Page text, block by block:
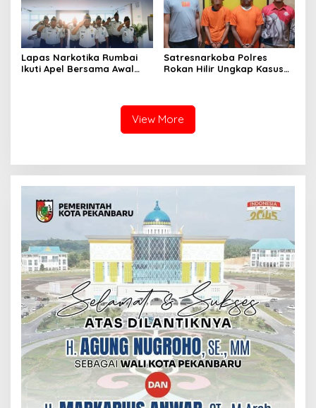
Lapas Narkotika Rumbai
Ikuti Apel Bersama Awal
Satresnarkoba Polres
Rokan Hilir Ungkap Kasus
View More